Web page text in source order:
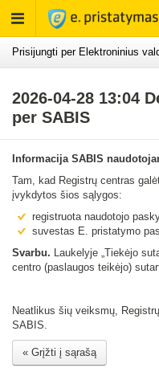
Rodyti
meniu
Prisijungti per Elektroninius
2026-04-28 13:04
per SABIS
Informacija SABIS
Tam, kad Registrų centras
įvykdytos šios sąlygos:
registruota naudotojo
suvestas E. pristatymo
Svarbu. Laukelyje „Tiekėjo
centro (paslaugos teikėjo)
Neatlikus šių veiksmų,
SABIS.
« Grįžti į sąrašą